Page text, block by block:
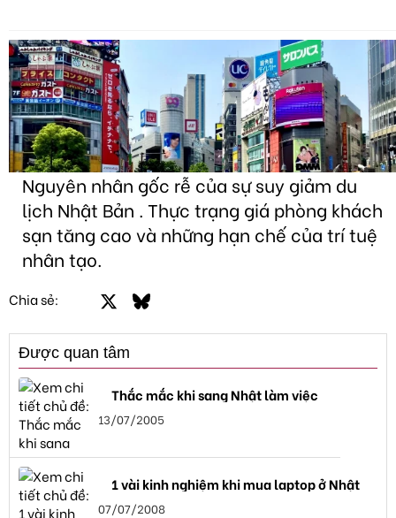
Nguyên nhân gốc rễ của sự suy giảm du
lịch Nhật Bản . Thực trạng giá phòng khách
sạn tăng cao và những hạn chế của trí tuệ
nhân tạo.
Chia sẻ: FacebookBluesky
Được quan tâm
Thắc mắc khi sang Nhật làm việc
13/07/2005
1 vài kinh nghiệm khi mua laptop ở Nhật
07/07/2008